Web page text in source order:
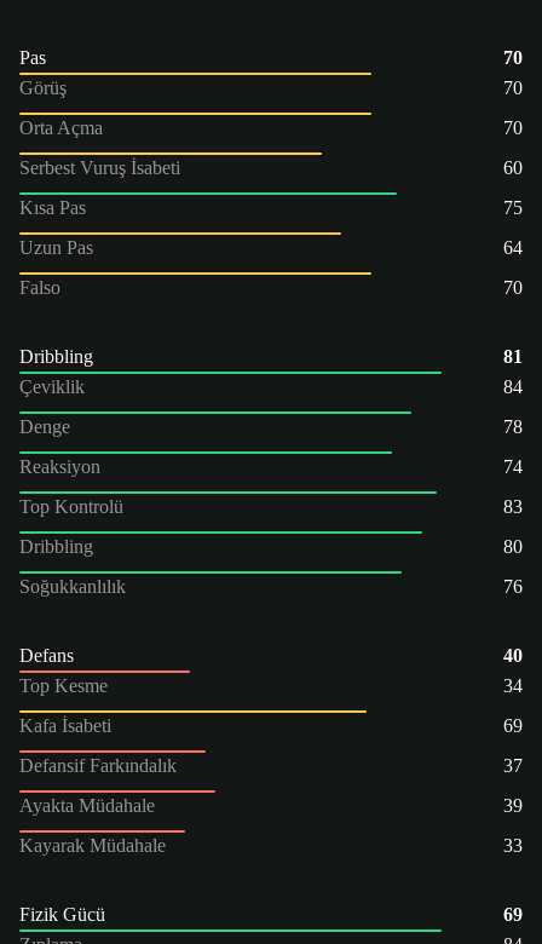
Pas
70
Görüş
70
Orta Açma
70
Serbest Vuruş İsabeti
60
Kısa Pas
75
Uzun Pas
64
Falso
70
Dribbling
81
Çeviklik
84
Denge
78
Reaksiyon
74
Top Kontrolü
83
Dribbling
80
Soğukkanlılık
76
Defans
40
Top Kesme
34
Kafa İsabeti
69
Defansif Farkındalık
37
Ayakta Müdahale
39
Kayarak Müdahale
33
Fizik Gücü
69